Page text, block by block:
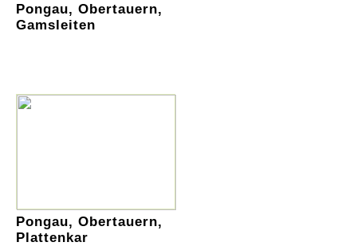
Pongau, Obertauern,
Gamsleiten
Pongau, Obertauern,
Plattenkar